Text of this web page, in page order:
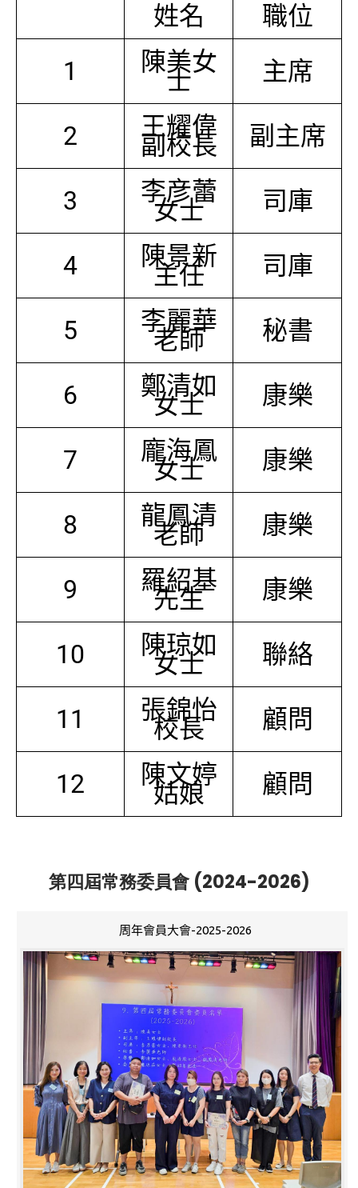
姓名
職位
1
陳美女
士 主席
2 王耀偉
副校長 副主席
3 李彦蕾
女士 司庫
4 陳景新
主任 司庫
5 李麗華
老師 秘書
6 鄭清如
女士 康樂
7 龐海鳳
女士 康樂
8 龍鳳清
老師 康樂
9 羅紹基
先生 康樂
10 陳琼如
女士 聯絡
11 張錦怡
校長 顧問
12 陳文婷
姑娘 顧問
第四屆常務委員會 (2024-2026)
周年會員大會-2025-2026